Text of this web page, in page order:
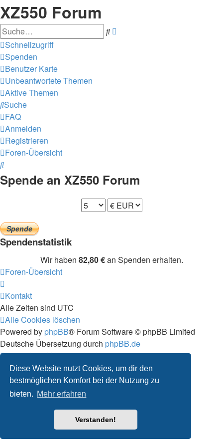
Diese Website nutzt Cookies, um dir den
bestmöglichen Komfort bei der Nutzung zu
bieten. Mehr erfahren
Verstanden!
XZ550 Forum
Suche
Schnellzugriff
Spenden
Benutzer Karte
Unbeantwortete Themen
Aktive Themen
Suche
FAQ
Anmelden
Registrieren
Foren-Übersicht
Suche
Spende an XZ550 Forum
Spendenstatistik
Wir haben 82,80 €an Spenden erhalten.
Foren-Übersicht
Kontakt
Alle Zeiten sind UTC
Alle Cookies löschen
Powered by phpBB® Forum Software © phpBB Limited
Deutsche Übersetzung durch phpBB.de
Datenschutz|Nutzungsbedingungen